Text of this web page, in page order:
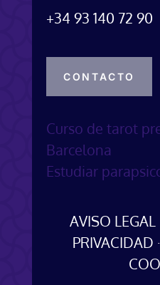
+34 93 140 72 90
CONTACTO
Curso de tarot
Barcelona
Estudiar
AVISO LEGAL
PRIVACIDAD ·